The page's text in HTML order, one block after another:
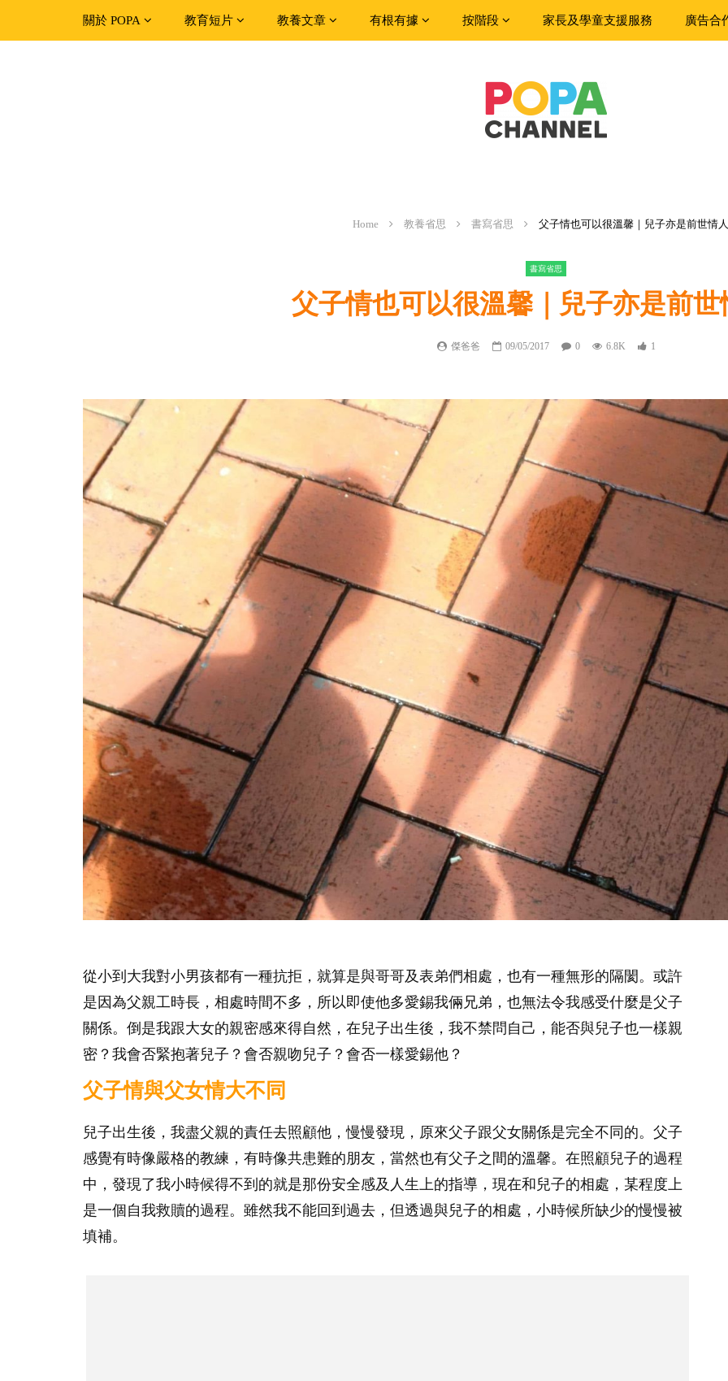
關於 POPA 教育短片 教養文章 有根有據 按階段 家長及學童支援服務 廣告合
Home 教養省思 書寫省思 父子情也可以很溫馨｜兒子亦是前世情
書寫省思
父子情也可以很溫馨｜兒子亦是前世
傑爸爸 09/05/2017 0 6.8K 1
從小到大我對小男孩都有一種抗拒，就算是與哥哥及表弟們相處，也有一種無形的隔閡。或許
是因為父親工時長，相處時間不多，所以即使他多愛錫我倆兄弟，也無法令我感受什麼是父子
關係。倒是我跟大女的親密感來得自然，在兒子出生後，我不禁問自己，能否與兒子也一樣親
密？我會否緊抱著兒子？會否親吻兒子？會否一樣愛錫他？
父子情與父女情大不同
兒子出生後，我盡父親的責任去照顧他，慢慢發現，原來父子跟父女關係是完全不同的。父子
感覺有時像嚴格的教練，有時像共患難的朋友，當然也有父子之間的溫馨。在照顧兒子的過程
中，發現了我小時候得不到的就是那份安全感及人生上的指導，現在和兒子的相處，某程度上
是一個自我救贖的過程。雖然我不能回到過去，但透過與兒子的相處，小時候所缺少的慢慢被
填補。